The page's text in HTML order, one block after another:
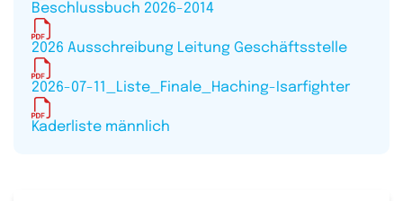
Beschlussbuch 2026-2014
2026 Ausschreibung Leitung Geschäftsstelle
2026-07-11_Liste_Finale_Haching-Isarfighter
Kaderliste männlich